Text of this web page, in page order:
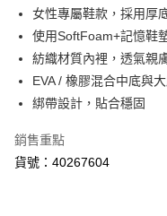
悠遊付
Google Pay
貨到付款
宅配(離島恕不配送)
女性專屬鞋款，採用厚
使用SoftFoam+記憶鞋
紡織材質內裡，透氣親
EVA / 橡膠混合中底與
綁帶設計，貼合穩固
銷售重點
貨號：40267604